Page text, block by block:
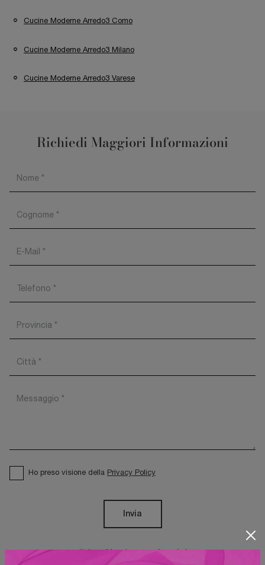
Cucine Moderne Arredo3 Como
Cucine Moderne Arredo3 Milano
Cucine Moderne Arredo3 Varese
Sfoglia i cataloghi
Richiedi Maggiori Informazioni
Ho preso visione della Privacy Policy
Invia